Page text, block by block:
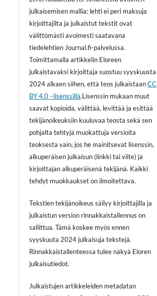
julkaisemisen mallia: lehti ei peri maksuja
kirjoittajilta ja julkaistut tekstit ovat
välittömästi avoimesti saatavana
tiedelehtien Journal.fi-palvelussa.
Toimittamalla artikkelin Eloreen
julkaistavaksi kirjoittaja suostuu syyskuusta
2024 alkaen siihen, että teos julkaistaanCC
BY 4.0 –lisenssillä.Lisenssin mukaan muut
saavat kopioida, välittää, levittää ja esittää
tekijänoikeuksiin kuuluvaa teosta sekä sen
pohjalta tehtyjä muokattuja versioita
teoksesta vain, jos he mainitsevat lisenssin,
alkuperäisen julkaisun (linkki tai viite) ja
kirjoittajan alkuperäisenä tekijänä. Kaikki
tehdyt muokkaukset on ilmoitettava.
Tekstien tekijänoikeus säilyy kirjoittajilla ja
julkaistun version rinnakkaistallennus on
sallittua. Tämä koskee myös ennen
syyskuuta 2024 julkaisuja tekstejä.
Rinnakkaistallenteessa tulee näkyä Eloren
julkaisutiedot.
Julkaistujen artikkeleiden metadatan